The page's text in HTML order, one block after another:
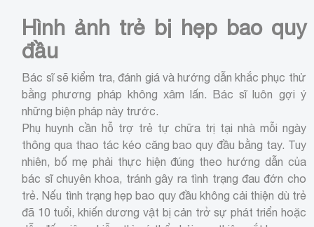
Hình ảnh trẻ bị hẹp bao quy
đầu
Bác sĩ sẽ kiểm tra, đánh giá và hướng dẫn khắc phục thử
bằng phương pháp không xâm lấn. Bác sĩ luôn gợi ý
những biện pháp này trước.
Phụ huynh cần hỗ trợ trẻ tự chữa trị tại nhà mỗi ngày
thông qua thao tác kéo căng bao quy đầu bằng tay. Tuy
nhiên, bố mẹ phải thực hiện đúng theo hướng dẫn của
bác sĩ chuyên khoa, tránh gây ra tình trạng đau đớn cho
trẻ. Nếu tình trạng hẹp bao quy đầu không cải thiện dù trẻ
đã 10 tuổi, khiến dương vật bị cản trở sự phát triển hoặc